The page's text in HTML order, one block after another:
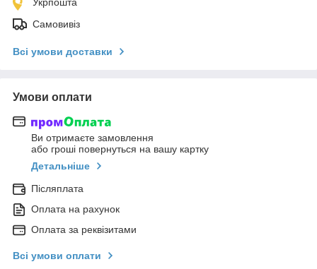
Самовивіз
Всі умови доставки
Умови оплати
Ви отримаєте замовлення
або гроші повернуться на вашу картку
Детальніше
Післяплата
Оплата на рахунок
Оплата за реквізитами
Всі умови оплати